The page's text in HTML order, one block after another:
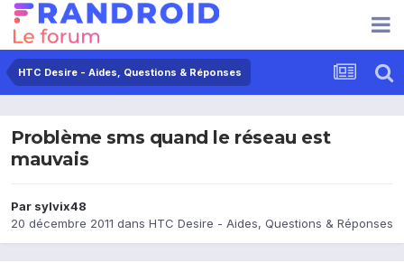
HTC Desire - Aides, Questions & Réponses
Problème sms quand le réseau est
mauvais
Par sylvix48
20 décembre 2011 dans HTC Desire - Aides, Questions & Réponses